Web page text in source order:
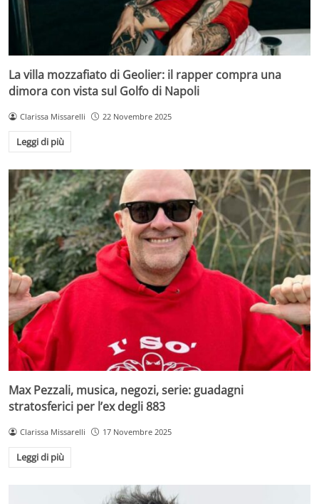
La villa mozzafiato di Geolier: il rapper compra una
dimora con vista sul Golfo di Napoli
Clarissa Missarelli 22 Novembre 2025
Leggi di più
Max Pezzali, musica, negozi, serie: guadagni
stratosferici per l’ex degli 883
Clarissa Missarelli 17 Novembre 2025
Leggi di più